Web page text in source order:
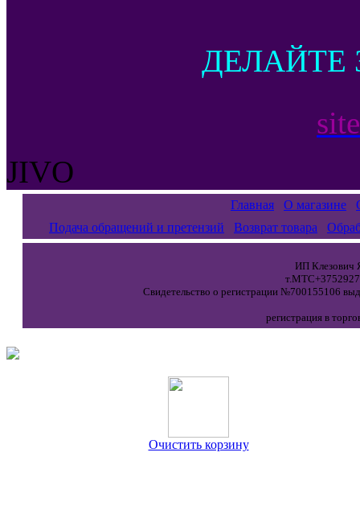
ДЕЛАЙТЕ
JIVO
Главная О магазине
Подача обращений и претензий
Возврат товара
ИП Клезович
Свидетельство о регистрации №700155106
регистрация в
Очистить корзину